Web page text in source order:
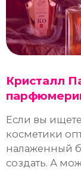
Кристалл
Если вы
косметики
налаженный
создать. А